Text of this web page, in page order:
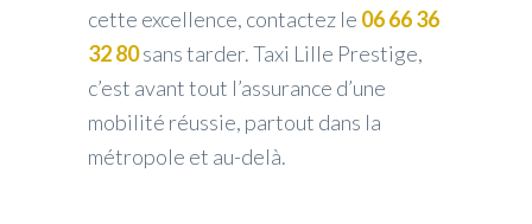
cette excellence, contactez le 06 66 36
32 80sans tarder. Taxi Lille Prestige,
c’est avant tout l’assurance d’une
mobilité réussie, partout dans la
métropole et au-delà.